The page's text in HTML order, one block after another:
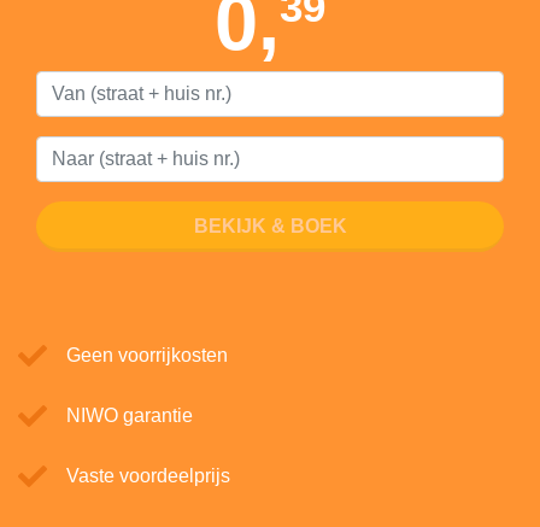
0,
BEKIJK & BOEK
Geen voorrijkosten
NIWO garantie
Vaste voordeelprijs